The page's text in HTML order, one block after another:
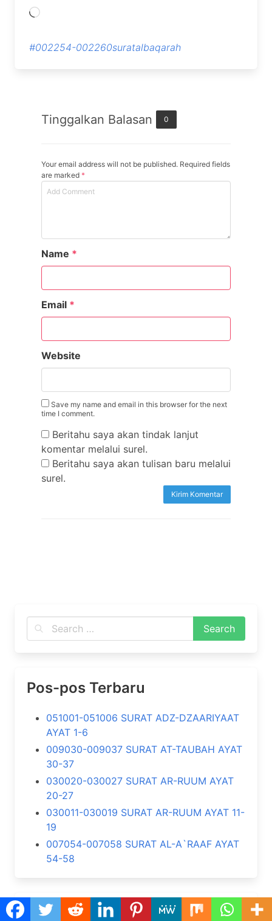
Memuat...
#002254-002260suratalbaqarah
Tinggalkan Balasan 0
Your email address will not be published. Required fields
are marked *
Name *
Email *
Website
Save my name and email in this browser for the next
time I comment.
Beritahu saya akan tindak lanjut
komentar melalui surel.
Beritahu saya akan tulisan baru melalui
surel.
Pos-pos Terbaru
051001-051006 SURAT ADZ-DZAARIYAAT
AYAT 1-6
009030-009037 SURAT AT-TAUBAH AYAT
30-37
030020-030027 SURAT AR-RUUM AYAT
20-27
030011-030019 SURAT AR-RUUM AYAT 11-
19
007054-007058 SURAT AL-A`RAAF AYAT
54-58
Komentar Terbaru